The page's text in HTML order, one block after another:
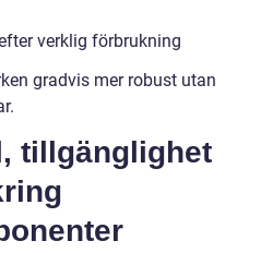
verklig förbrukning
gradvis mer robust utan
tillgänglighet